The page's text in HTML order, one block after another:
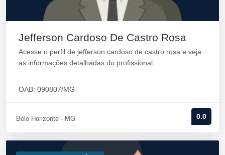
Jefferson Cardoso De Castro Rosa
Acesse o perfil de jefferson cardoso de castro rosa e veja
as informações detalhadas do profissional.
OAB: 090807/MG
Belo Horizonte - MG 0.0